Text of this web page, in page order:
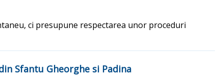
ci presupune respectarea unor proceduri
Sfantu Gheorghe si Padina